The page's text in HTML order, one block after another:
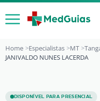
Ir para o conteúdo
Home Especialistas MT
JANIVALDO NUNES LACERDA
DISPONÍVEL PARA PRESENCIAL